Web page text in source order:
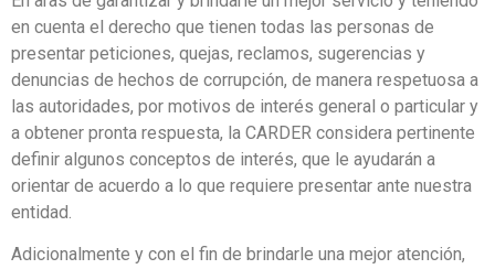
en cuenta el derecho que tienen todas las personas de
presentar peticiones, quejas, reclamos, sugerencias y
denuncias de hechos de corrupción, de manera respetuosa a
las autoridades, por motivos de interés general o particular y
a obtener pronta respuesta, la CARDER considera pertinente
definir algunos conceptos de interés, que le ayudarán a
orientar de acuerdo a lo que requiere presentar ante nuestra
entidad.
Adicionalmente y con el fin de brindarle una mejor atención,